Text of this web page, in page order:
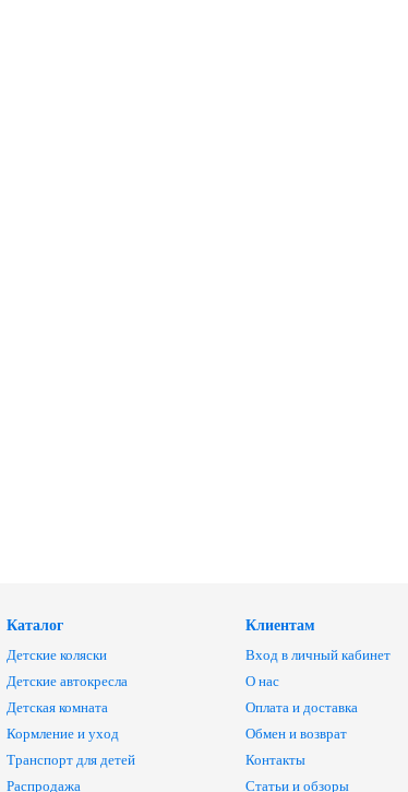
Каталог
Детские коляски
Детские автокресла
Детская комната
Кормление и уход
Транспорт для детей
Распродажа
Клиентам
Вход в личный кабинет
О нас
Оплата и доставка
Обмен и возврат
Контакты
Статьи и обзоры